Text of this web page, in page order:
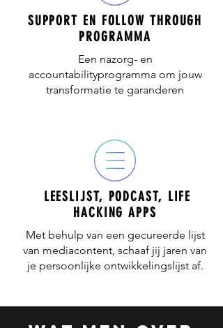
SUPPORT EN FOLLOW THROUGH
PROGRAMMA
Een nazorg- en
accountabilityprogramma om jouw
transformatie te garanderen
LEESLIJST, PODCAST, LIFE
HACKING APPS
Met behulp van een gecureerde lijst
van mediacontent, schaaf jij jaren van
je persoonlijke ontwikkelingslijst af.